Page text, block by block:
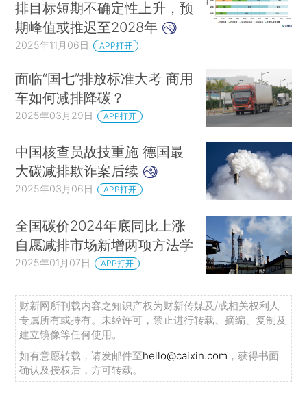
排目标短期不确定性上升，预
期峰值或推迟至2028年
2025年11月06日 APP打开
面临“国七”排放标准大考 商用
车如何减排降碳？
2025年03月29日 APP打开
中国核查员故技重施 德国最
大碳减排欺诈案后续
2025年03月06日 APP打开
全国碳价2024年底同比上涨
自愿减排市场新增两项方法学
2025年01月07日 APP打开
财新网所刊载内容之知识产权为财新传媒及/或相关权利人
专属所有或持有。未经许可，禁止进行转载、摘编、复制及
建立镜像等任何使用。
如有意愿转载，请发邮件至hello@caixin.com ，获得书面
确认及授权后，方可转载。